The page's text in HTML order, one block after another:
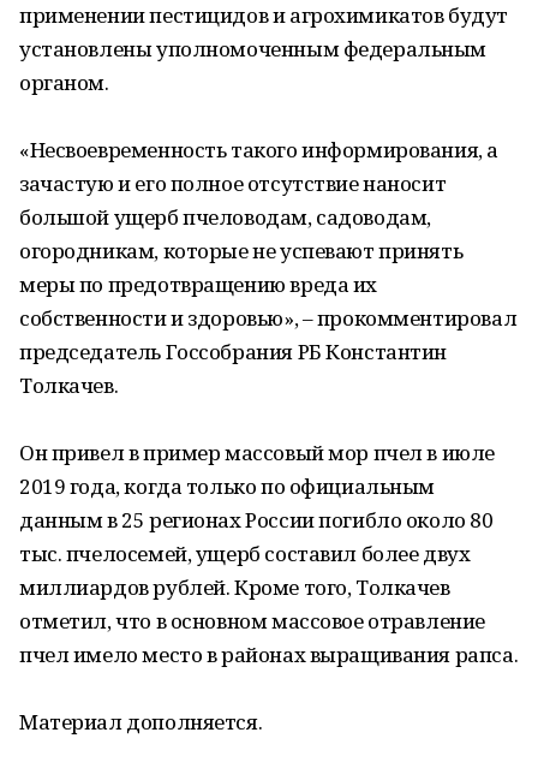
применении пестицидов и агрохимикатов будут
установлены уполномоченным федеральным
органом.
«Несвоевременность такого информирования, а
зачастую и его полное отсутствие наносит
большой ущерб пчеловодам, садоводам,
огородникам, которые не успевают принять
меры по предотвращению вреда их
собственности и здоровью», – прокомментировал
председатель Госсобрания РБ Константин
Толкачев.
Он привел в пример массовый мор пчел в июле
2019 года, когда только по официальным
данным в 25 регионах России погибло около 80
тыс. пчелосемей, ущерб составил более двух
миллиардов рублей. Кроме того, Толкачев
отметил, что в основном массовое отравление
пчел имело место в районах выращивания рапса.
Материал дополняется.